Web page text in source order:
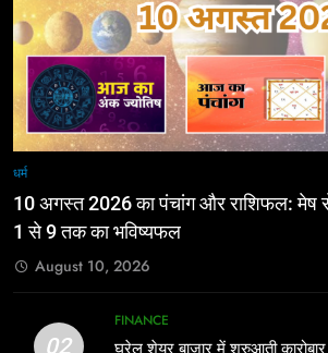
धर्म
10 अगस्त 2026 का पंचांग और राशिफल: मेष
1 से 9 तक का भविष्यफल
August 10, 2026
02
FINANCE
घरेलू शेयर बाजार में शुरुआती